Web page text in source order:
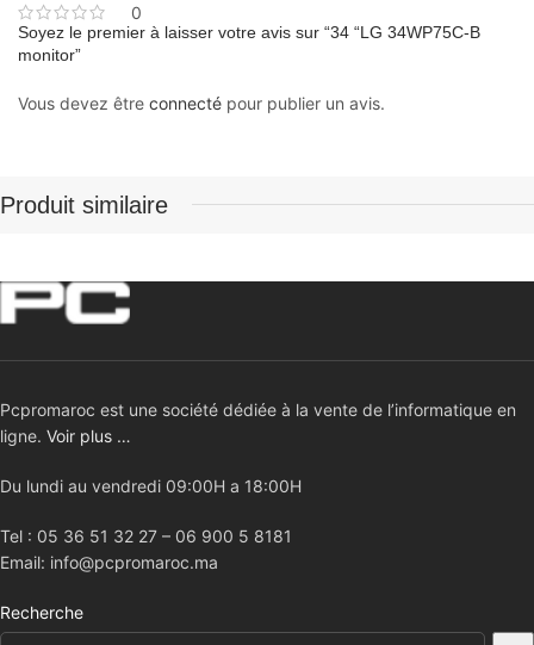
0
Soyez le premier à laisser votre avis sur “34 “LG 34WP75C-B
monitor”
Vous devez être connecté pour publier un avis.
Produit similaire
Pcpromaroc est une société dédiée à la vente de l’informatique en
ligne. Voir plus …
Du lundi au vendredi 09:00H a 18:00H
Tel : 05 36 51 32 27 – 06 900 5 8181
Email: info@pcpromaroc.ma
Recherche